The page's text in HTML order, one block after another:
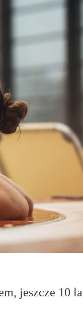
jeszcze 10